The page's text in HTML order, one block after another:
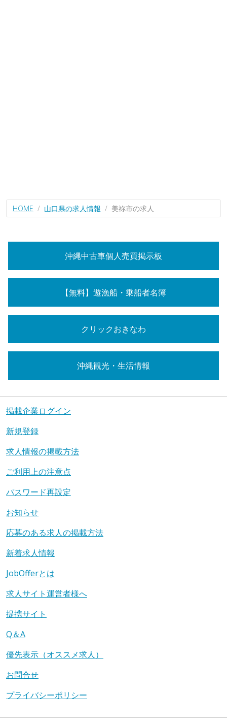
HOME 山口県の求人情報 美祢市の求人
沖縄中古車個人売買掲示板
【無料】遊漁船・乗船者名簿
クリックおきなわ
沖縄観光・生活情報
掲載企業ログイン
新規登録
求人情報の掲載方法
ご利用上の注意点
パスワード再設定
お知らせ
応募のある求人の掲載方法
新着求人情報
JobOfferとは
求人サイト運営者様へ
提携サイト
Q＆A
優先表示（オススメ求人）
お問合せ
プライバシーポリシー